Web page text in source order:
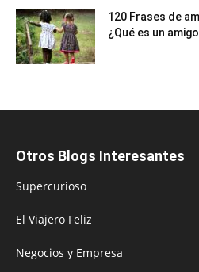
120 Frases de
¿Qué es un
Otros Blogs Interesantes
Supercurioso
El Viajero Feliz
Negocios y Empresa